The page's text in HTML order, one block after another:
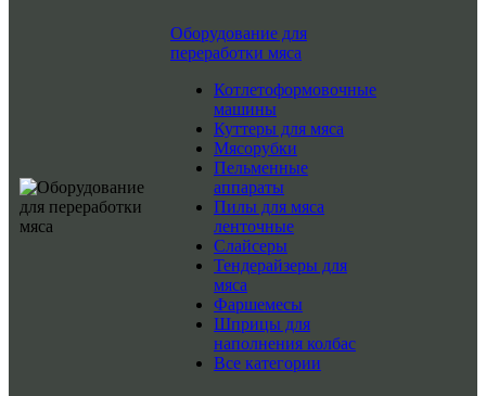
Оборудование для
переработки мяса
Котлетоформовочные
машины
Куттеры для мяса
Мясорубки
Пельменные
аппараты
Пилы для мяса
ленточные
Слайсеры
Тендерайзеры для
мяса
Фаршемесы
Шприцы для
наполнения колбас
Все категории